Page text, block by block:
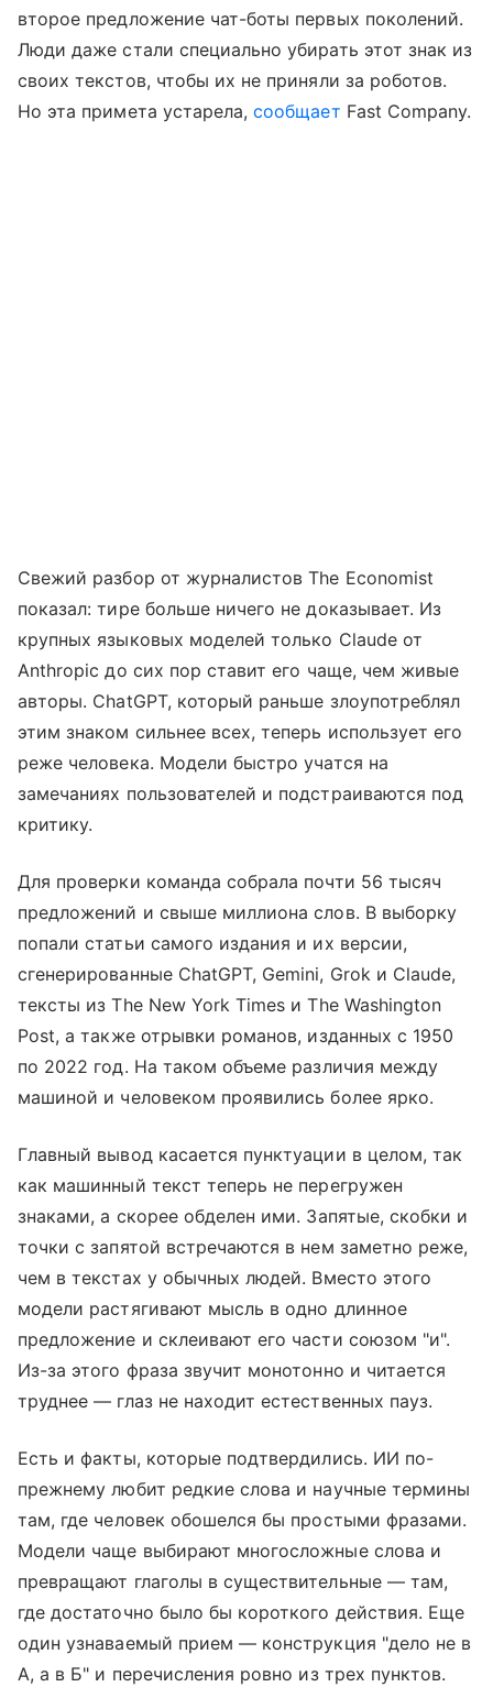
второе предложение чат-боты первых поколений.
Люди даже стали специально убирать этот знак из
своих текстов, чтобы их не приняли за роботов.
Но эта примета устарела,сообщает Fast Company.
Свежий разбор от журналистов The Economist
показал: тире больше ничего не доказывает. Из
крупных языковых моделей только Claude от
Anthropic до сих пор ставит его чаще, чем живые
авторы. ChatGPT, который раньше злоупотреблял
этим знаком сильнее всех, теперь использует его
реже человека. Модели быстро учатся на
замечаниях пользователей и подстраиваются под
критику.
Для проверки команда собрала почти 56 тысяч
предложений и свыше миллиона слов. В выборку
попали статьи самого издания и их версии,
сгенерированные ChatGPT, Gemini, Grok и Claude,
тексты из The New York Times и The Washington
Post, а также отрывки романов, изданных с 1950
по 2022 год. На таком объеме различия между
машиной и человеком проявились более ярко.
Главный вывод касается пунктуации в целом, так
как машинный текст теперь не перегружен
знаками, а скорее обделен ими. Запятые, скобки и
точки с запятой встречаются в нем заметно реже,
чем в текстах у обычных людей. Вместо этого
модели растягивают мысль в одно длинное
предложение и склеивают его части союзом "и".
Из-за этого фраза звучит монотонно и читается
труднее — глаз не находит естественных пауз.
Есть и факты, которые подтвердились. ИИ по-
прежнему любит редкие слова и научные термины
там, где человек обошелся бы простыми фразами.
Модели чаще выбирают многосложные слова и
превращают глаголы в существительные — там,
где достаточно было бы короткого действия. Еще
один узнаваемый прием — конструкция "дело не в
А, а в Б" и перечисления ровно из трех пунктов.